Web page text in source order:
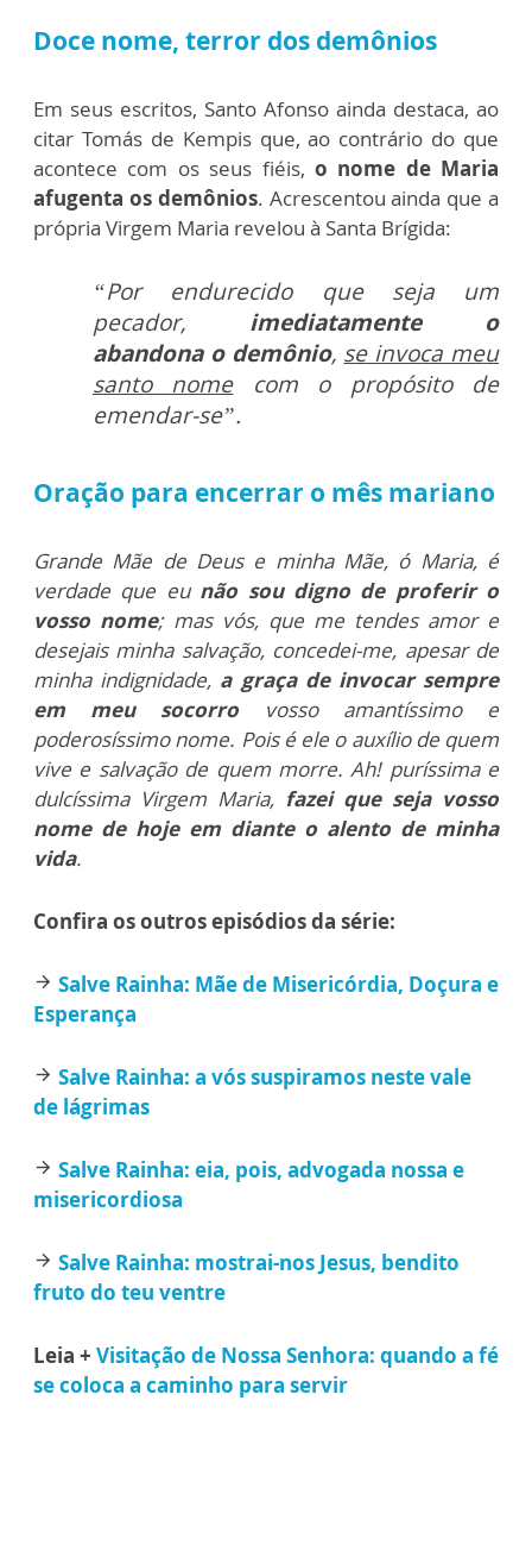
Doce nome, terror dos demônios
Em seus escritos, Santo Afonso ainda destaca, ao
citar Tomás de Kempis que, ao contrário do que
acontece com os seus fiéis, o nome de Maria
afugenta os demônios. Acrescentou ainda que a
própria Virgem Maria revelou à Santa Brígida:
“Por endurecido que seja um
pecador, imediatamente o
abandona o demônio, se invoca meu
santo nomecom o propósito de
emendar-se”.
Oração para encerrar o mês mariano
Grande Mãe de Deus e minha Mãe, ó Maria, é
verdade que eu não sou digno de proferir o
vosso nome; mas vós, que me tendes amor e
desejais minha salvação, concedei-me, apesar de
minha indignidade, a graça de invocar sempre
em meu socorro
vosso amantíssimo e
poderosíssimo nome. Pois é ele o auxílio de quem
vive e salvação de quem morre. Ah! puríssima e
dulcíssima Virgem Maria, fazei que seja vosso
nome de hoje em diante o alento de minha
vida.
Confira os outros episódios da série:
arrow_forward Salve Rainha: Mãe de Misericórdia, Doçura e
Esperança
arrow_forward Salve Rainha: a vós suspiramos neste vale
de lágrimas
arrow_forward Salve Rainha: eia, pois, advogada nossa e
misericordiosa
arrow_forward Salve Rainha: mostrai-nos Jesus, bendito
fruto do teu ventre
Leia + Visitação de Nossa Senhora: quando a fé
se coloca a caminho para servir